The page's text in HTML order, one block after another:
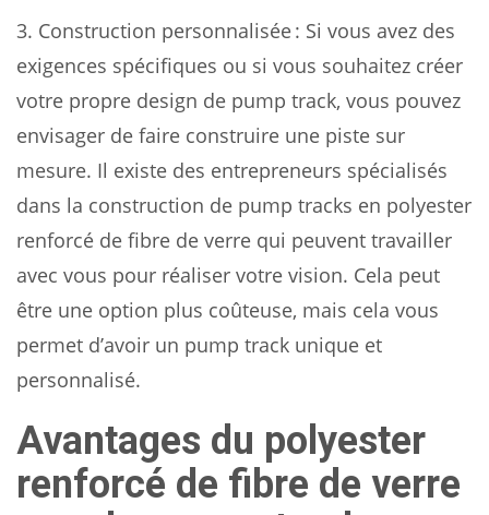
3. Construction personnalisée : Si vous avez des
exigences spécifiques ou si vous souhaitez créer
votre propre design de pump track, vous pouvez
envisager de faire construire une piste sur
mesure. Il existe des entrepreneurs spécialisés
dans la construction de pump tracks en polyester
renforcé de fibre de verre qui peuvent travailler
avec vous pour réaliser votre vision. Cela peut
être une option plus coûteuse, mais cela vous
permet d’avoir un pump track unique et
personnalisé.
Avantages du polyester
renforcé de fibre de verre